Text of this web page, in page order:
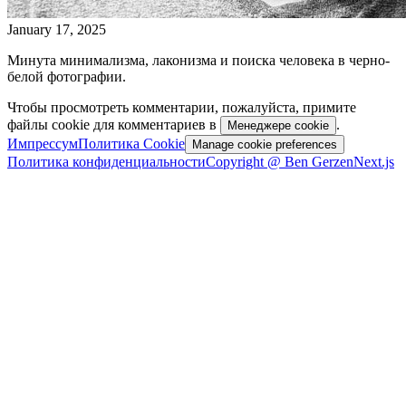
January 17, 2025
Минута минимализма, лаконизма и поиска человека в черно-
белой фотографии.
Чтобы просмотреть комментарии, пожалуйста, примите
файлы cookie для комментариев в
Менеджере cookie .
ИмпрессумПолитика Cookie Manage cookie preferences
Политика конфиденциальностиCopyright @ Ben GerzenNext.js